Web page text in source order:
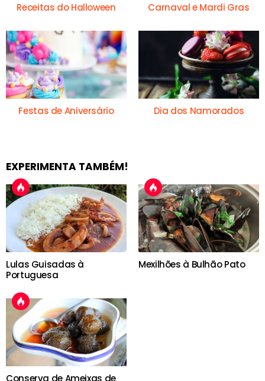
Receitas do Halloween Carnaval e Mardi Gras
Festas de Aniversário Dia dos Namorados
EXPERIMENTA TAMBÉM!
Lulas Guisadas à
Portuguesa
Mexilhões à Bulhão Pato
Conserva de Ameixas de